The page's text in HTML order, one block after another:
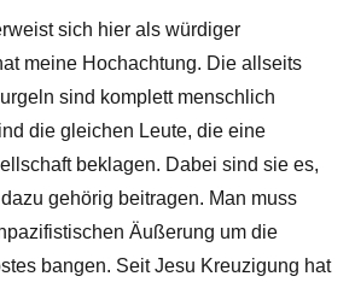
sich hier als würdiger
meine Hochachtung. Die allseits
sind komplett menschlich
die gleichen Leute, die eine
beklagen. Dabei sind sie es,
gehörig beitragen. Man muss
Äußerung um die
bangen. Seit Jesu Kreuzigung hat